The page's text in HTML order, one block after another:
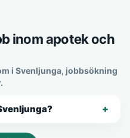
inom apotek och
i Svenljunga, jobbsökning